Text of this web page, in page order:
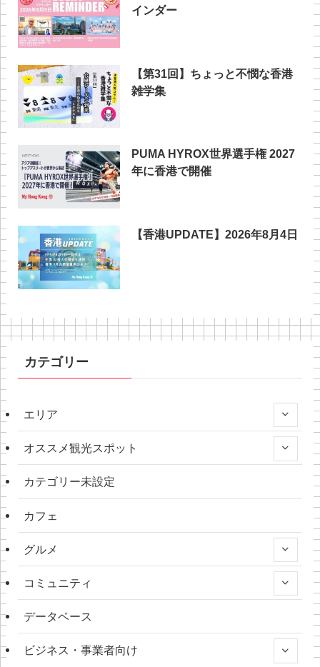
インダー
【第31回】ちょっと不憫な香港
雑学集
PUMA HYROX世界選手権 2027
年に香港で開催
【香港UPDATE】2026年8月4日
カテゴリー
エリア
オススメ観光スポット
カテゴリー未設定
カフェ
グルメ
コミュニティ
データベース
ビジネス・事業者向け